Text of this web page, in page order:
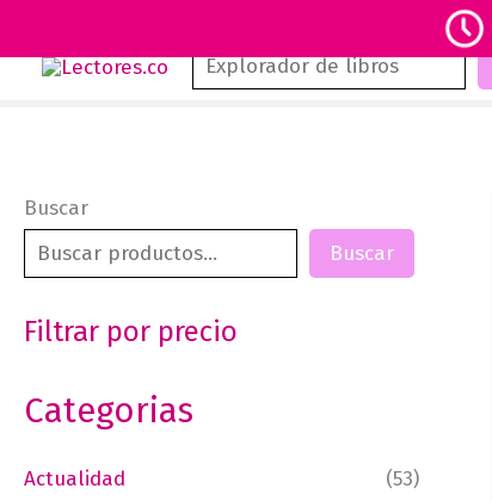
Buscar
Buscar
Buscar
Filtrar por precio
Categorias
Actualidad
(53)